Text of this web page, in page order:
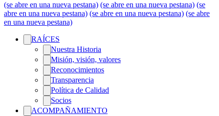
(se abre en una nueva pestana) (se abre en una nueva pestana) (se
abre en una nueva pestana) (se abre en una nueva pestana) (se abre
en una nueva pestana)
RAÍCES
Nuestra Historia
Misión, visión, valores
Reconocimientos
Transparencia
Política de Calidad
Socios
ACOMPAÑAMIENTO